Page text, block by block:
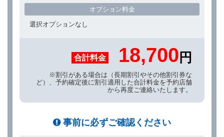
オプション料金
選択オプションなし
合計料金 18,700 円
※割引がある場合は（長期割引やその他割引券な
ど）、予約確定後に割引適用した合計料金を予約店舗
から再度ご連絡いたします。
事前に必ずご確認ください